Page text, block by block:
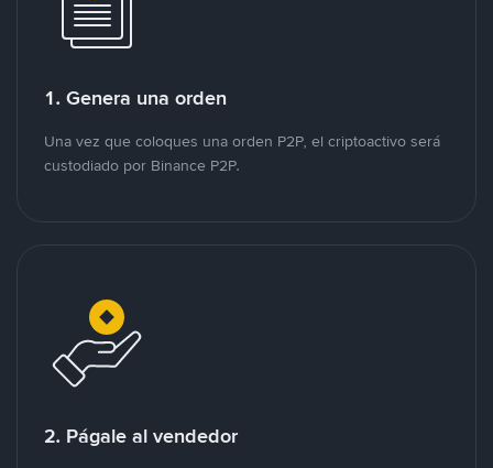
1. Genera una orden
Una vez que coloques una orden P2P, el criptoactivo será
custodiado por Binance P2P.
2. Págale al vendedor